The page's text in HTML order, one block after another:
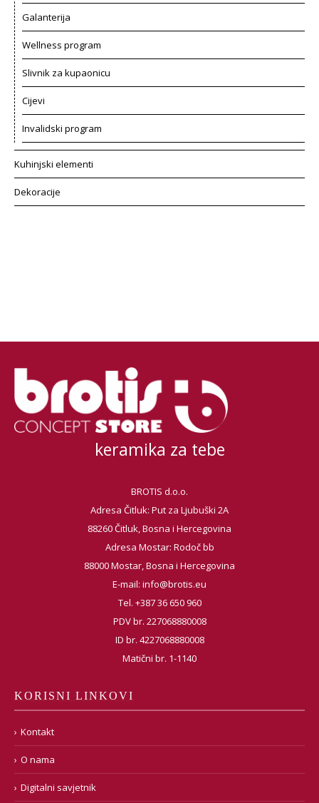
Galanterija
Wellness program
Slivnik za kupaonicu
Cijevi
Invalidski program
Kuhinjski elementi
Dekoracije
keramika za tebe
BROTIS d.o.o.
Adresa Čitluk: Put za Ljubuški 2A
88260 Čitluk, Bosna i Hercegovina
Adresa Mostar: Rodoč bb
88000 Mostar, Bosna i Hercegovina
E-mail: info@brotis.eu
Tel. +387 36 650 960
PDV br. 227068880008
ID br. 4227068880008
Matični br. 1-1140
KORISNI LINKOVI
Kontakt
O nama
Digitalni savjetnik